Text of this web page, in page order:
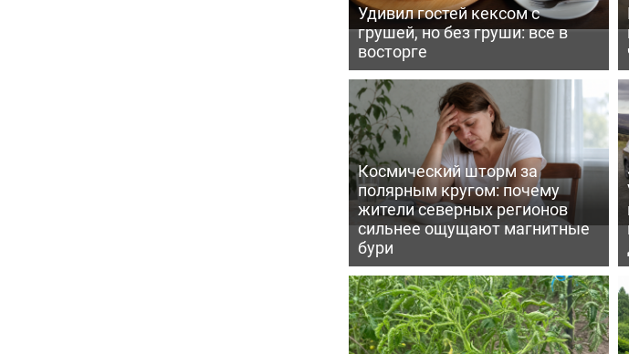
Удивил гостей кексом с
грушей, но без груши: все в
восторге
Космический шторм за
полярным кругом: почему
жители северных регионов
сильнее ощущают магнитные
бури